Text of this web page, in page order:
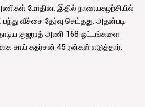
மோதின. இதில் நாணயசுழற்சியில்
வீச்சை தேர்வு செய்தது. அதன்படி
குஜராத் அணி 168 ஓட்டங்களை
சாய் சுதர்சன் 45 ரன்கள் எடுத்தார்.